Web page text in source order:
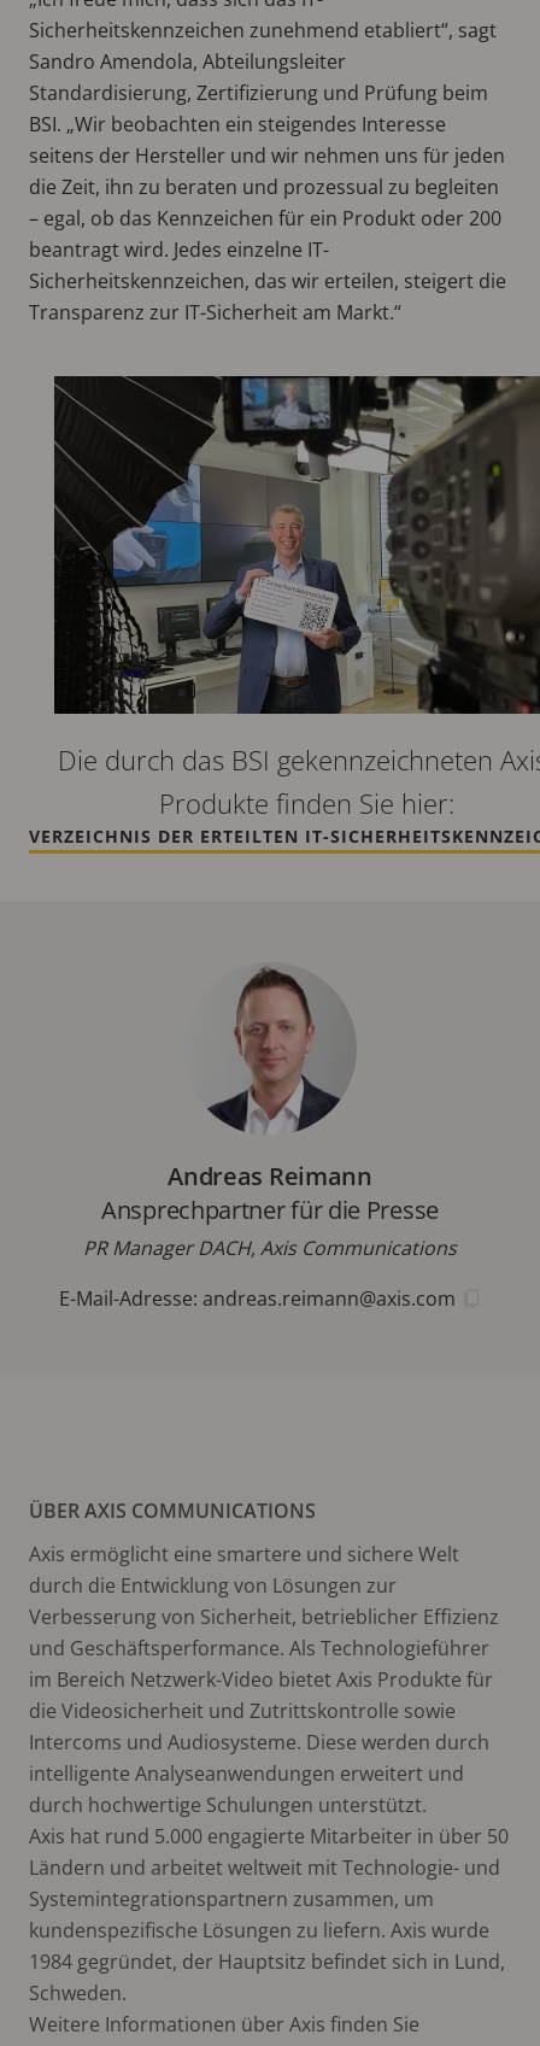
Sicherheitskennzeichen zunehmend etabliert“, sagt
Sandro Amendola, Abteilungsleiter
Standardisierung, Zertifizierung und Prüfung beim
BSI. „Wir beobachten ein steigendes Interesse
seitens der Hersteller und wir nehmen uns für jeden
die Zeit, ihn zu beraten und prozessual zu begleiten
– egal, ob das Kennzeichen für ein Produkt oder 200
beantragt wird. Jedes einzelne IT-
Sicherheitskennzeichen, das wir erteilen, steigert die
Transparenz zur IT-Sicherheit am Markt.“
Die durch das BSI gekennzeichneten
Produkte finden Sie hier:
VERZEICHNIS DER ERTEILTEN IT-
Andreas Reimann
Ansprechpartner für die Presse
PR Manager DACH, Axis Communications
E-Mail-Adresse: andreas.reimann@axis.com
ÜBER AXIS COMMUNICATIONS
Axis ermöglicht eine smartere und sichere Welt
durch die Entwicklung von Lösungen zur
Verbesserung von Sicherheit, betrieblicher Effizienz
und Geschäftsperformance. Als Technologieführer
im Bereich Netzwerk-Video bietet Axis Produkte für
die Videosicherheit und Zutrittskontrolle sowie
Intercoms und Audiosysteme. Diese werden durch
intelligente Analyseanwendungen erweitert und
durch hochwertige Schulungen unterstützt.
Axis hat rund 5.000 engagierte Mitarbeiter in über 50
Ländern und arbeitet weltweit mit Technologie- und
Systemintegrationspartnern zusammen, um
kundenspezifische Lösungen zu liefern. Axis wurde
1984 gegründet, der Hauptsitz befindet sich in Lund,
Schweden.
Weitere Informationen über Axis finden Sie